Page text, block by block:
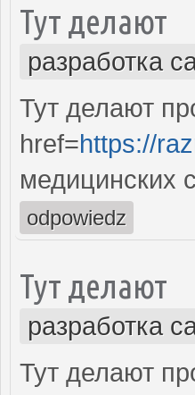
Тут делают
разработка
Тут делают
href=https://
медицинских
odpowiedz
Тут делают
разработка
Тут делают